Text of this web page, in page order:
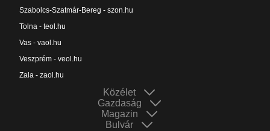
Szabolcs-Szatmár-Bereg - szon.hu
Tolna - teol.hu
Vas - vaol.hu
Veszprém - veol.hu
Zala - zaol.hu
Közélet
Gazdaság
Magazin
Bulvár